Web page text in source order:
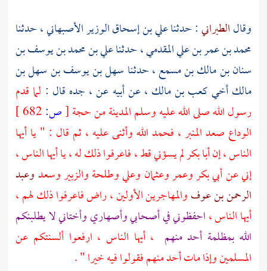
وقالالطبراني: حدثناعلي بن إسحاق الوزير الأصبهاني، حدثنا
محمد بن عمر بن علي المقدمي، حدثناعلي بن محمد بن يوسف بن
سنان بن مالك بن مسمع، حدثنا سهل بن يوسف بن سهل بن
مالك أخي كعب بن مالك ، عن أبيه عن ، جده قال : لما قدم
رسول الله صلى الله عليه وسلمالمدينةمن حجة[ص:
الوداع صعد المنبر ، فحمد الله وأثنى عليه ، ثم قال : " يا أيها
الناس ، إنأبا بكرلم يسؤني قط ، فاعرفوا ذلك له ، يا أيها الناس ،
إني عنأبي بكروعمروعثمان وعليوطلحةوالزبيروسعدوعبد
الرحمن بن عوفوالمهاجرين الأولين ، راض فاعرفوا ذلك لهم ،
أيها الناس ،احفظوني في أصحابي وأصهاري وأختاني لا يطلبنكم
الله بمظلمة أحد منهم ، أيها الناس ، ارفعوا ألسنتكم عن
المسلمين وإذا مات أحد منهم فقولوا فيه خيرا " .